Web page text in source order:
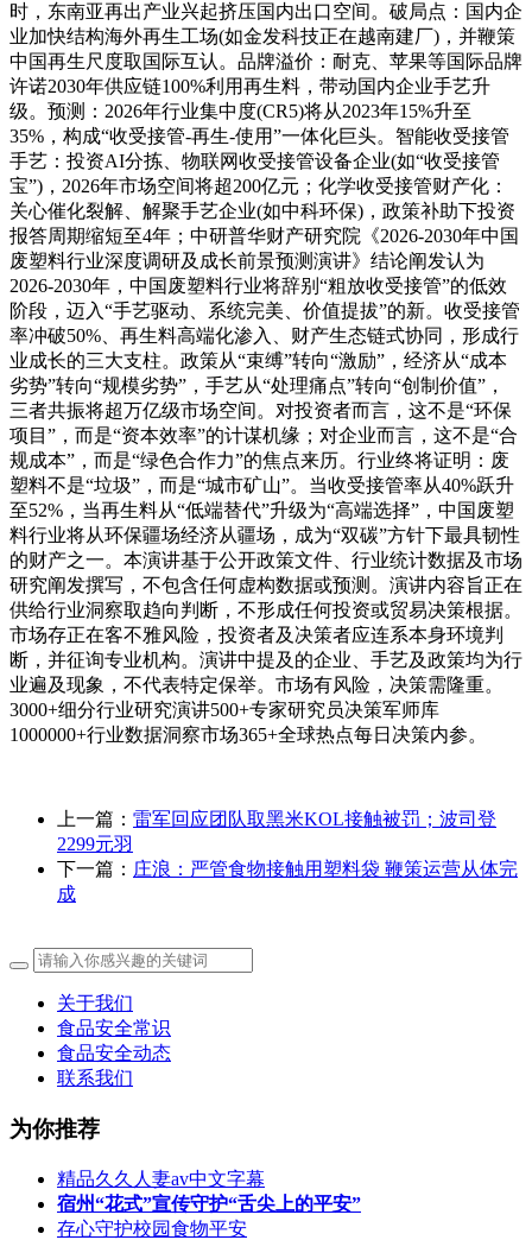
时，东南亚再出产业兴起挤压国内出口空间。破局点：国内企
业加快结构海外再生工场(如金发科技正在越南建厂)，并鞭策
中国再生尺度取国际互认。品牌溢价：耐克、苹果等国际品牌
许诺2030年供应链100%利用再生料，带动国内企业手艺升
级。预测：2026年行业集中度(CR5)将从2023年15%升至
35%，构成“收受接管-再生-使用”一体化巨头。智能收受接管
手艺：投资AI分拣、物联网收受接管设备企业(如“收受接管
宝”)，2026年市场空间将超200亿元；化学收受接管财产化：
关心催化裂解、解聚手艺企业(如中科环保)，政策补助下投资
报答周期缩短至4年；中研普华财产研究院《2026-2030年中国
废塑料行业深度调研及成长前景预测演讲》结论阐发认为
2026-2030年，中国废塑料行业将辞别“粗放收受接管”的低效
阶段，迈入“手艺驱动、系统完美、价值提拔”的新。收受接管
率冲破50%、再生料高端化渗入、财产生态链式协同，形成行
业成长的三大支柱。政策从“束缚”转向“激励”，经济从“成本
劣势”转向“规模劣势”，手艺从“处理痛点”转向“创制价值”，
三者共振将超万亿级市场空间。对投资者而言，这不是“环保
项目”，而是“资本效率”的计谋机缘；对企业而言，这不是“合
规成本”，而是“绿色合作力”的焦点来历。行业终将证明：废
塑料不是“垃圾”，而是“城市矿山”。当收受接管率从40%跃升
至52%，当再生料从“低端替代”升级为“高端选择”，中国废塑
料行业将从环保疆场经济从疆场，成为“双碳”方针下最具韧性
的财产之一。本演讲基于公开政策文件、行业统计数据及市场
研究阐发撰写，不包含任何虚构数据或预测。演讲内容旨正在
供给行业洞察取趋向判断，不形成任何投资或贸易决策根据。
市场存正在客不雅风险，投资者及决策者应连系本身环境判
断，并征询专业机构。演讲中提及的企业、手艺及政策均为行
业遍及现象，不代表特定保举。市场有风险，决策需隆重。
3000+细分行业研究演讲500+专家研究员决策军师库
1000000+行业数据洞察市场365+全球热点每日决策内参。
上一篇： 雷军回应团队取黑米KOL接触被罚；波司登
2299元羽
下一篇： 庄浪：严管食物接触用塑料袋 鞭策运营从体完
成
关于我们
食品安全常识
食品安全动态
联系我们
为你推荐
精品久久人妻av中文字幕
宿州“花式”宣传守护“舌尖上的平安”
存心守护校园食物平安